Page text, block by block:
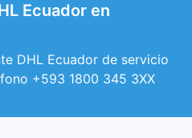
Ecuador en
DHL Ecuador de servicio
+593 1800 345 3XX